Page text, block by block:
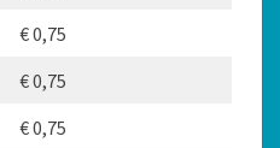
€ 0,75
€ 0,75
€ 0,75